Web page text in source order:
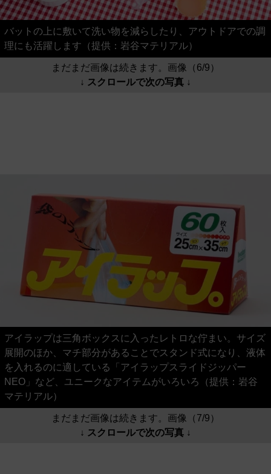
バットの上に敷いて洗い物を減らしたり、アウトドアでの調
理にも活躍します（提供：岩谷マテリアル）
まだまだ画像は続きます。画像（6/9）
↓ スクロールで次の写真 ↓
アイラップは三角ボックスに入ったレトロな佇まい。サイズ
展開のほか、マチ部分があることでスタンド式になり、液体
を入れるのに適している「アイラップスライドジッパー
NEO」など、ユニークなアイテムがいろいろ（提供：岩谷
マテリアル）
まだまだ画像は続きます。画像（7/9）
↓ スクロールで次の写真 ↓